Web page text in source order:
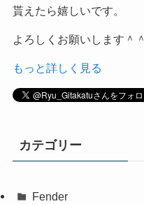
貰えたら嬉しいです。
よろしくお願いします＾＾
もっと詳しく見る
カテゴリー
Fender